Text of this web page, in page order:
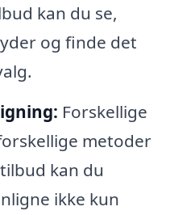
kan du se,
og finde det
Forskellige
metoder
kan du
ikke kun